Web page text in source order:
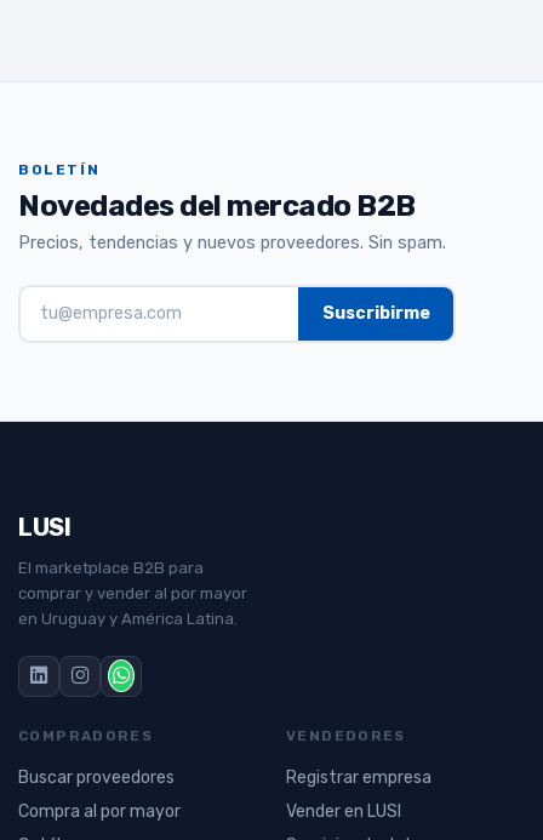
BOLETÍN
Novedades del mercado B2B
Precios, tendencias y nuevos proveedores. Sin spam.
LUSI
El marketplace B2B para
comprar y vender al por mayor
en Uruguay y América Latina.
COMPRADORES
Buscar proveedores
Compra al por mayor
VENDEDORES
Registrar empresa
Vender en LUSI